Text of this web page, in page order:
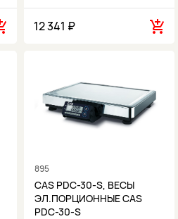
12 341 ₽
895
CAS PDC-30-S, ВЕСЫ
ЭЛ.ПОРЦИОННЫЕ CAS
PDC-30-S